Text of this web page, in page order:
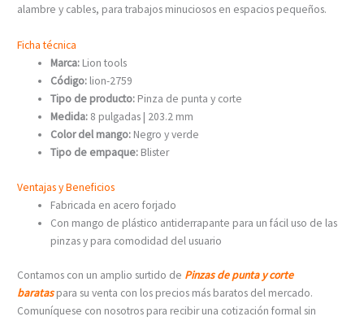
alambre y cables, para trabajos minuciosos en espacios pequeños.
Ficha técnica
Marca: Lion tools
Código: lion-2759
Tipo de producto: Pinza de punta y corte
Medida: 8 pulgadas | 203.2 mm
Color del mango: Negro y verde
Tipo de empaque: Blister
Ventajas y Beneficios
Fabricada en acero forjado
Con mango de plástico antiderrapante para un fácil uso de las
pinzas y para comodidad del usuario
Contamos con un amplio surtido de Pinzas de punta y corte
baratas para su venta con los precios más baratos del mercado.
Comuníquese con nosotros para recibir una cotización formal sin